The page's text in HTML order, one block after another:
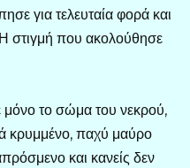
για τελευταία φορά και
στιγμή που ακολούθησε
το σώμα του νεκρού,
κρυμμένο, παχύ μαύρο
και κανείς δεν